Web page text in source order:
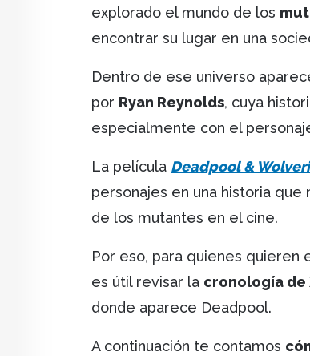
explorado el mundo de los
encontrar su lugar en una
Dentro de ese universo
por Ryan Reynolds, cuya
especialmente con el
La película Deadpool &
personajes en una historia
de los mutantes en el cine.
Por eso, para quienes
es útil revisar la cronología de
donde aparece Deadpool.
A continuación te contamos